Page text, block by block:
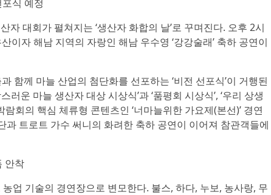
식 예정
대회가 펼쳐지는 ‘생산자 화합의 날’로 꾸며진다. 오후 2시
자 해남 지역의 자랑인 해남 우수영 ‘강강술래’ 축하 공연이
함께 마늘 산업의 첨단화를 선포하는 ‘비전 선포식’이 거행된
운 마늘 생산자 대상 시상식’과 ‘품평회 시상식’, ‘우리 상생
회의 핵심 체류형 콘텐츠인 ‘너마늘위한 가요제(본선)’ 경연
트로트 가수 써니의 화려한 축하 공연이 이어져 참관객들에
안착
업 기술의 경연장으로 변모한다. 불스, 하다, 누보, 농사랑, 무